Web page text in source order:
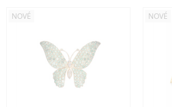
NOVÉ NOVÉ